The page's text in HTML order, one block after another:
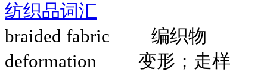
纺织品词汇
braided fabric 编织物
deformation 变形；走样